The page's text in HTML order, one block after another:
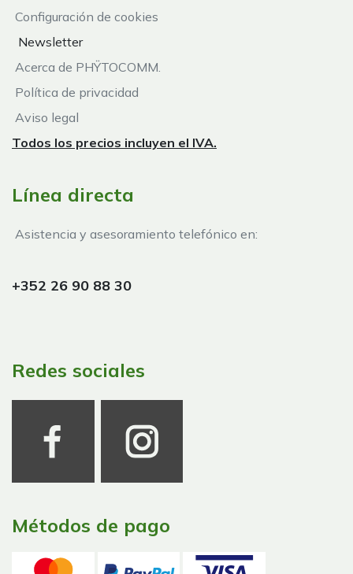
Configuración de cookies
Newsletter
Acerca de PHŸTOCOMM.
Política de privacidad
Aviso legal
Todos los precios incluyen el IVA.
Línea directa
Asistencia y asesoramiento telefónico en:
+352 26 90 88 30
Redes sociales
Métodos de pago